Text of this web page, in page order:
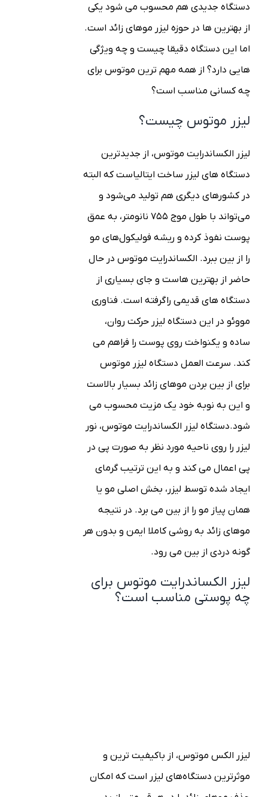
دستگاه جدیدی هم محسوب می شود یکی
از بهترین ها در حوزه لیزر موهای زائد است.
اما این دستگاه دقیقا چیست و چه ویژگی
هایی دارد؟ از همه مهم ترین موتوس برای
چه کسانی مناسب است؟
لیزر موتوس چیست؟
لیزر الکساندرایت موتوس، از جدیدترین
دستگاه های لیزر ساخت ایتالیاست که البته
در کشورهای دیگری هم تولید می‌شود و
می‌تواند با طول موج ۷۵۵ نانومتر، به عمق
پوست نفوذ کرده و ریشه فولیکول‌های مو
را از بین ببرد. الکساندرایت موتوس در حال
حاضر از بهترین هاست و جای بسیاری از
دستگاه های قدیمی راگرفته است. فناوری
مووئو در این دستگاه لیزر حرکت روان،
ساده و یکنواخت روی پوست را فراهم می
کند. سرعت العمل دستگاه لیزر موتوس
برای از بین بردن موهای زائد بسیار بالاست
و این به نوبه خود یک مزیت محسوب می
شود.دستگاه لیزر الکساندرایت موتوس، نور
لیزر را روی ناحیه مورد نظر به صورت پی در
پی اعمال می کند و به این ترتیب گرمای
ایجاد شده توسط لیزر، بخش اصلی مو یا
همان پیاز مو را از بین می برد. در نتیجه
موهای زائد به روشی کاملا ایمن و بدون هر
گونه دردی از بین می رود.
لیزر الکساندرایت موتوس برای
چه پوستی مناسب است؟
لیزر الکس موتوس، از باکیفیت ترین و
موثرترین دستگاه‌های لیزر است که امکان